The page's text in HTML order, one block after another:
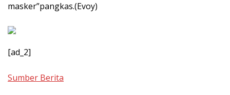
masker”pangkas.(Evoy)
[ad_2]
Sumber Berita